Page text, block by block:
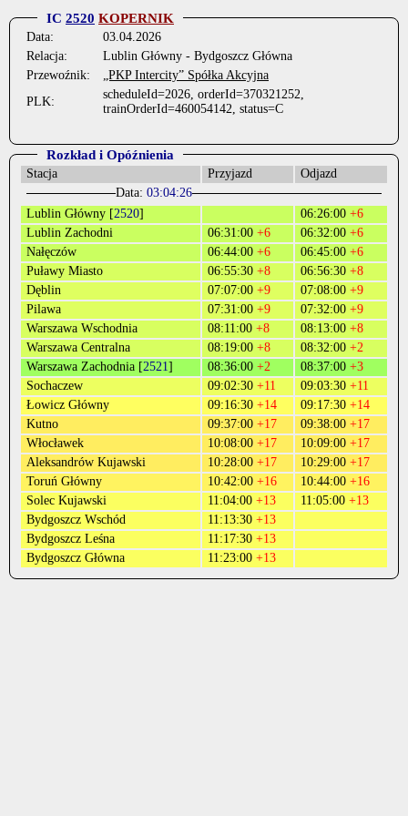
IC 2520 KOPERNIK
Data:
03.04.2026
Relacja:
Lublin Główny - Bydgoszcz Główna
Przewoźnik:
„PKP Intercity” Spółka Akcyjna
PLK:
scheduleId=2026, orderId=370321252,
trainOrderId=460054142, status=C
Rozkład i Opóźnienia
Stacja Przyjazd
Odjazd
Data: 03:04:26
Lublin Główny [2520] 06:26:00 +6
Lublin Zachodni
06:31:00 +6 06:32:00 +6
Nałęczów
06:44:00 +6 06:45:00 +6
Puławy Miasto
06:55:30 +8 06:56:30 +8
Dęblin
07:07:00 +9 07:08:00 +9
Pilawa
07:31:00 +9 07:32:00 +9
Warszawa Wschodnia
08:11:00 +8 08:13:00 +8
Warszawa Centralna
08:19:00 +8 08:32:00 +2
Warszawa Zachodnia [2521] 08:36:00 +2 08:37:00 +3
Sochaczew
09:02:30 +11 09:03:30 +11
Łowicz Główny
09:16:30 +14 09:17:30 +14
Kutno
09:37:00 +17 09:38:00 +17
Włocławek
10:08:00 +17 10:09:00 +17
Aleksandrów Kujawski
10:28:00 +17 10:29:00 +17
Toruń Główny
10:42:00 +16 10:44:00 +16
Solec Kujawski
11:04:00 +13 11:05:00 +13
Bydgoszcz Wschód
11:13:30 +13
Bydgoszcz Leśna
11:17:30 +13
Bydgoszcz Główna
11:23:00 +13